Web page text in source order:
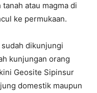
atau magma di
ke permukaan.
dikunjungi
kunjungan orang
Geosite Sipinsur
domestik maupun